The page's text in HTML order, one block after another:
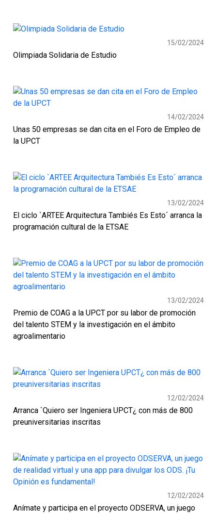
15/02/2024
Olimpiada Solidaria de Estudio
14/02/2024
Unas 50 empresas se dan cita en el Foro de Empleo de
la UPCT
13/02/2024
El ciclo `ARTEE Arquitectura Tambiés Es Esto´ arranca la
programación cultural de la ETSAE
13/02/2024
Premio de COAG a la UPCT por su labor de promoción
del talento STEM y la investigación en el ámbito
agroalimentario
12/02/2024
Arranca `Quiero ser Ingeniera UPCT¿ con más de 800
preuniversitarias inscritas
12/02/2024
Anímate y participa en el proyecto ODSERVA, un juego